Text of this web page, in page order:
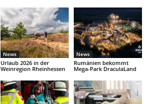
News
Urlaub 2026 in der
Weinregion Rheinhessen
News
Rumänien bekommt
Mega-Park DraculaLand